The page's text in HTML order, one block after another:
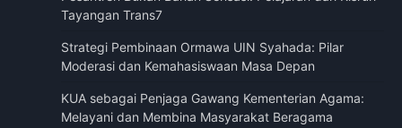
Tayangan Trans7
Strategi Pembinaan Ormawa UIN Syahada: Pilar
Moderasi dan Kemahasiswaan Masa Depan
KUA sebagai Penjaga Gawang Kementerian Agama:
Melayani dan Membina Masyarakat Beragama